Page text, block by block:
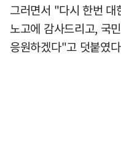
그러면서 "다시 한번 대
노고에 감사드리고, 국
응원하겠다"고 덧붙였